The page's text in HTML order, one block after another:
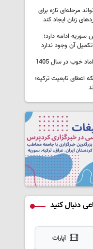
مرحله‌ای تازه برای
زنان ایجاد کند
سوریه ادامه دارد؛
آن وجود ندارد
خوب در سال 1405
اعطای تابعیت ترکیه؛
دنبال کنید
آپارات